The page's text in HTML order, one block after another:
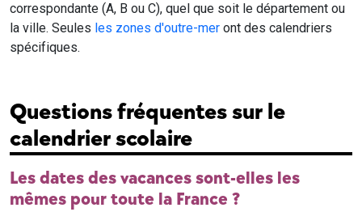
correspondante (A, B ou C), quel que soit le département ou
la ville. Seules les zones d'outre-mer ont des calendriers
spécifiques.
Questions fréquentes sur le
calendrier scolaire
Les dates des vacances sont-elles les
mêmes pour toute la France ?